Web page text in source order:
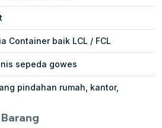
Container baik LCL / FCL
sepeda gowes
pindahan rumah, kantor,